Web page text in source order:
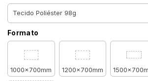
Formato
1000x700mm 1200x700mm